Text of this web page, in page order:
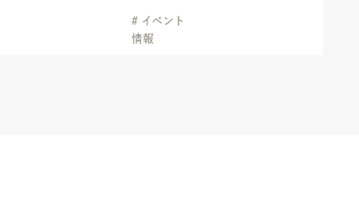
# イベント
情報